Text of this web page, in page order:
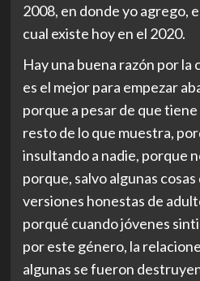
2008, en donde yo agrego,
cual existe hoy en el 2020.
Hay una buena razón por
es el mejor para empezar
porque a pesar de que
resto de lo que muestra,
insultando a nadie, porque
porque, salvo algunas cosas
versiones honestas de
porqué cuando jóvenes
por este género, la
algunas se fueron